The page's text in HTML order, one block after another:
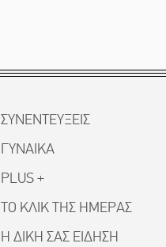
ΣΥΝΕΝΤΕΥΞΕΙΣ
ΓΥΝΑΙΚΑ
PLUS +
ΤΟ ΚΛΙΚ ΤΗΣ ΗΜΕΡΑΣ
Η ΔΙΚΗ ΣΑΣ ΕΙΔΗΣΗ